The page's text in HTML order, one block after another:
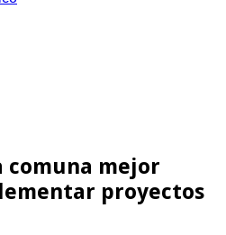
comuna mejor
proyectos